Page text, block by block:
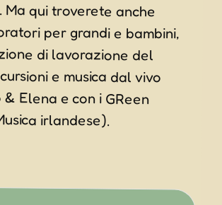
irlandese).